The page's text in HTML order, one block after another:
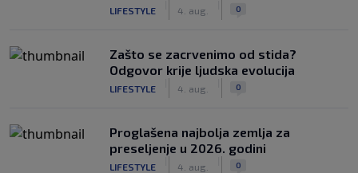
LIFESTYLE 4. aug. 0
Zašto se zacrvenimo od stida?
Odgovor krije ljudska evolucija
LIFESTYLE 4. aug. 0
Proglašena najbolja zemlja za
preseljenje u 2026. godini
LIFESTYLE 4. aug. 0